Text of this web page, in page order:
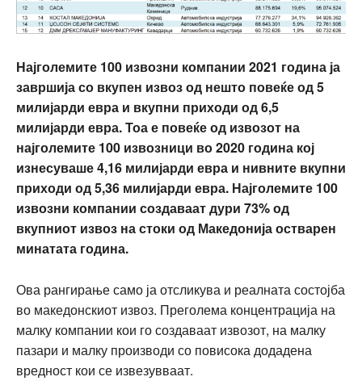
Најголемите 100 извозни компании 2021 година ја
завршија со вкупен извоз од нешто повеќе од 5
милијарди евра и вкупни приходи од 6,5
милијарди евра. Тоа е повеќе од извозот на
најголемите 100 извозници во 2020 година кој
изнесуваше 4,16 милијарди евра и нивните вкупни
приходи од 5,36 милијарди евра. Најголемите 100
извозни компании создаваат дури 73% од
вкупниот извоз на стоки од Македонија остварен
минатата година.
Ова рангирање само ја отсликува и реалната состојба
во македонскиот извоз. Преголема концентрација на
малку компании кои го создаваат извозот, на малку
пазари и малку производи со повисока додадена
вредност кои се извезувваат.